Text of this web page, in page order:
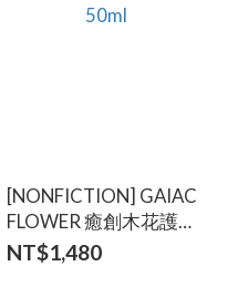
[NONFICTION] GAIAC
FLOWER 癒創木花護手
霜 50ml
NT$1,480